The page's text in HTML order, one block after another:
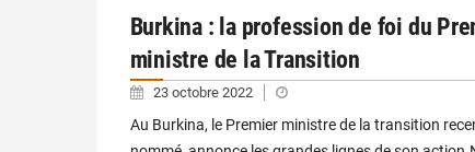
Burkina : la profession de foi du
ministre de la Transition
23 octobre 2022
Au Burkina, le Premier ministre de la transition